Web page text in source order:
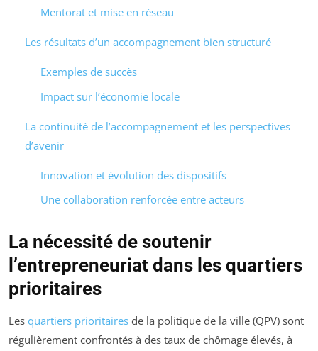
Mentorat et mise en réseau
Les résultats d’un accompagnement bien structuré
Exemples de succès
Impact sur l’économie locale
La continuité de l’accompagnement et les perspectives
d’avenir
Innovation et évolution des dispositifs
Une collaboration renforcée entre acteurs
La nécessité de soutenir
l’entrepreneuriat dans les quartiers
prioritaires
Les quartiers prioritaires de la politique de la ville (QPV) sont
régulièrement confrontés à des taux de chômage élevés, à